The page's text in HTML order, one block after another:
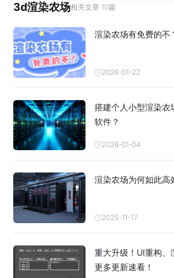
3d渲染农场相关文章 10篇
渲染农场有免费的不
2026-01-22
搭建个人小型渲染农
软件？
2026-01-04
渲染农场为何如此高
2025-11-17
重大升级！UI重构、
更多更新速看！